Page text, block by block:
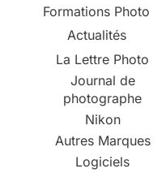
Formations Photo
Actualités
La Lettre Photo
Journal de
photographe
Nikon
Autres Marques
Logiciels